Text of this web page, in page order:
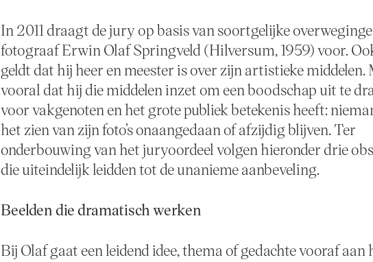
In 2011 draagt de jury op basis van soortgelijke
fotograaf Erwin Olaf Springveld (Hilversum, 1959) voor.
geldt dat hij heer en meester is over zijn artistieke middelen.
vooral dat hij die middelen inzet om een boodschap uit te
voor vakgenoten en het grote publiek betekenis heeft:
het zien van zijn foto’s onaangedaan of afzijdig blijven. Ter
onderbouwing van het juryoordeel volgen hieronder drie
die uiteindelijk leidden tot de unanieme aanbeveling.
Beelden die dramatisch werken
Bij Olaf gaat een leidend idee, thema of gedachte vooraf aan